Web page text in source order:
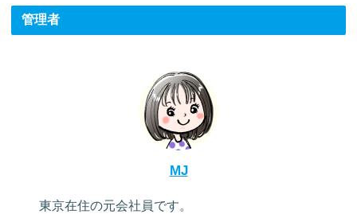
管理者
MJ
東京在住の元会社員です。